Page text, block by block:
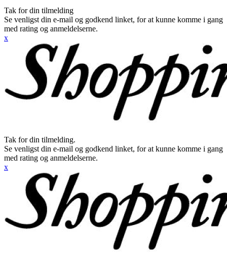
Tak for din tilmelding
Se venligst din e-mail og godkend linket, for at kunne komme i gang
med rating og anmeldelserne.
x
Tak for din tilmelding.
Se venligst din e-mail og godkend linket, for at kunne komme i gang
med rating og anmeldelserne.
x